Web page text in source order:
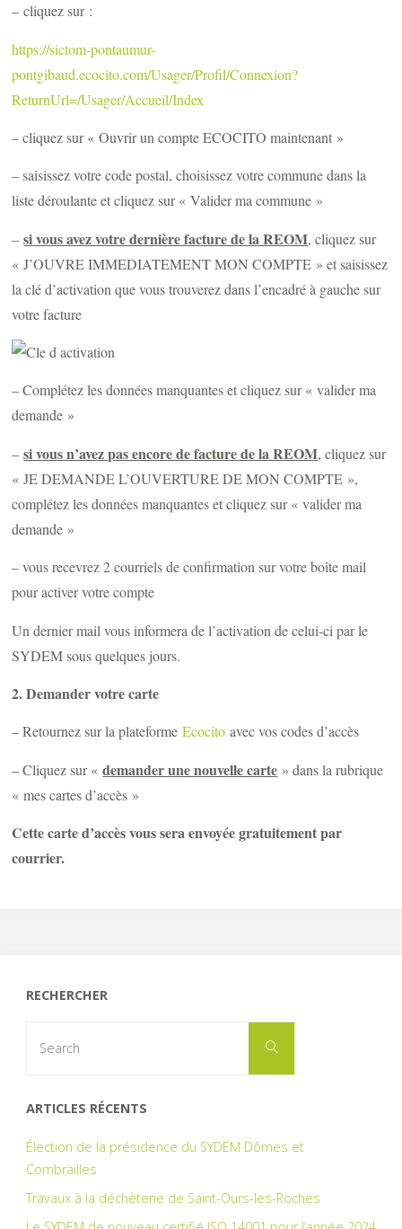
– cliquez sur :
https://sictom-pontaumur-
pontgibaud.ecocito.com/Usager/Profil/Connexion?
ReturnUrl=/Usager/Accueil/Index
– cliquez sur « Ouvrir un compte ECOCITO maintenant »
– saisissez votre code postal, choisissez votre commune dans la
liste déroulante et cliquez sur « Valider ma commune »
–si vous avez votre dernière facture de la REOM, cliquez sur
« J’OUVRE IMMEDIATEMENT MON COMPTE » et saisissez
la clé d’activation que vous trouverez dans l’encadré à gauche sur
votre facture
– Complétez les données manquantes et cliquez sur « valider ma
demande »
–si vous n’avez pas encore de facture de la REOM, cliquez sur
« JE DEMANDE L’OUVERTURE DE MON COMPTE »,
complétez les données manquantes et cliquez sur « valider ma
demande »
– vous recevrez 2 courriels de confirmation sur votre boîte mail
pour activer votre compte
Un dernier mail vous informera de l’activation de celui-ci par le
SYDEM sous quelques jours.
2. Demander votre carte
– Retournez sur la plateformeEcocito avec vos codes d’accès
– Cliquez sur «demander une nouvelle carte » dans la rubrique
« mes cartes d’accès »
Cette carte d’accès vous sera envoyée gratuitement par
courrier.
RECHERCHER
Search
ARTICLES RÉCENTS
Élection de la présidence du SYDEM Dômes et
Combrailles
Travaux à la déchèterie de Saint-Ours-les-Roches